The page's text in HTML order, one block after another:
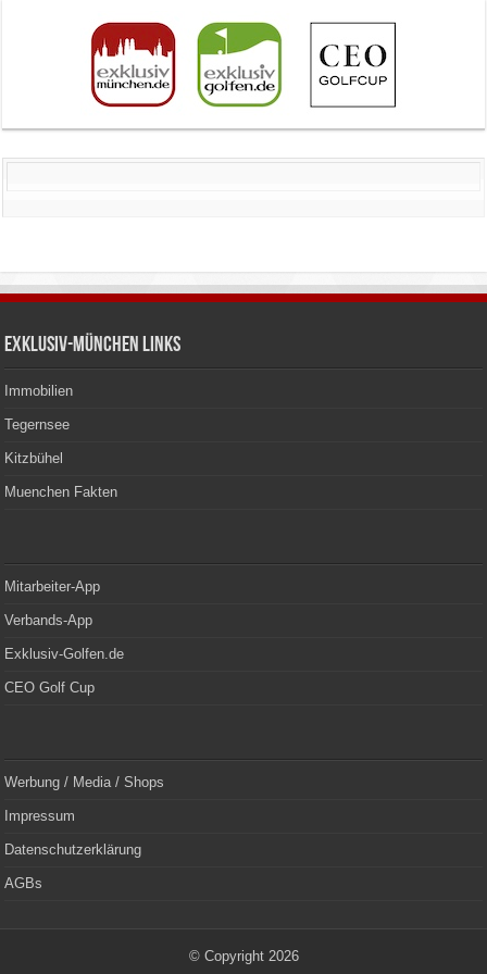
Exklusiv-München Links
Immobilien
Tegernsee
Kitzbühel
Muenchen Fakten
Mitarbeiter-App
Verbands-App
Exklusiv-Golfen.de
CEO Golf Cup
Werbung / Media / Shops
Impressum
Datenschutzerklärung
AGBs
© Copyright 2026